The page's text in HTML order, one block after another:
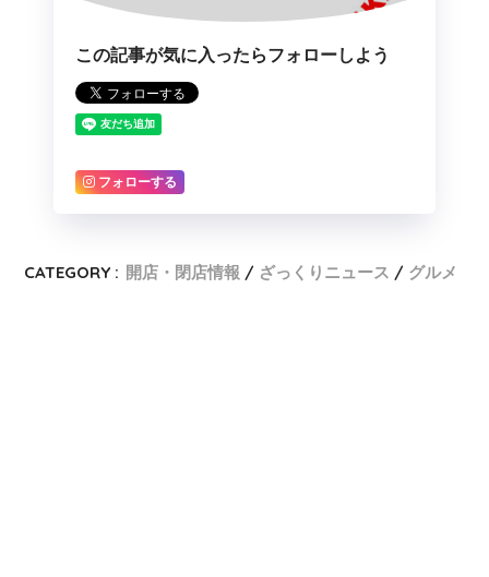
この記事が気に入ったらフォローしよう
フォローする
CATEGORY : 開店・閉店情報 ざっくりニュース グルメ